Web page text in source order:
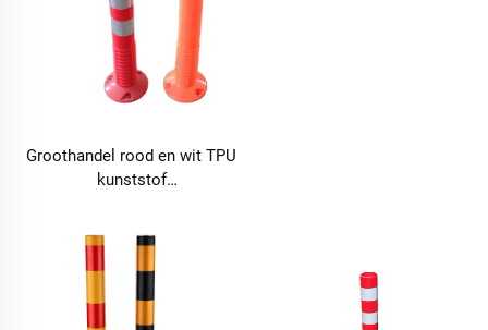
Groothandel rood en wit TPU
kunststof